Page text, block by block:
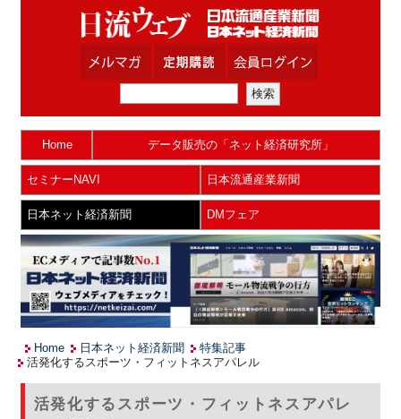
Home データ販売の「ネット経済研究所」
セミナーNAVI 日本流通産業新聞
日本ネット経済新聞 DMフェア
Home 日本ネット経済新聞
特集記事
活発化するスポーツ・フィットネスアパレル
活発化するスポーツ・フィットネスアパレ